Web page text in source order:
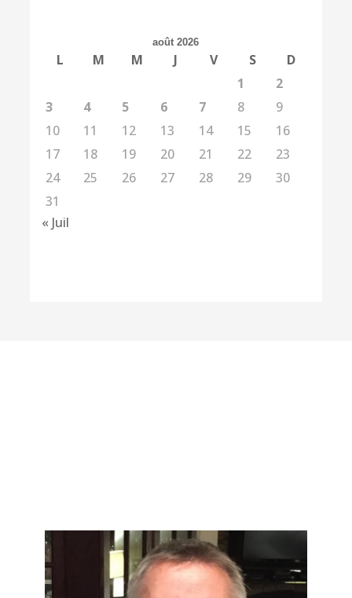
août 2026
L M M J V S
D
1
2
3
4 5 6 7 8
9
10
11 12 13 14 15
16
17
18 19 20 21 22
23
24
25 26 27 28 29
30
31
« Juil